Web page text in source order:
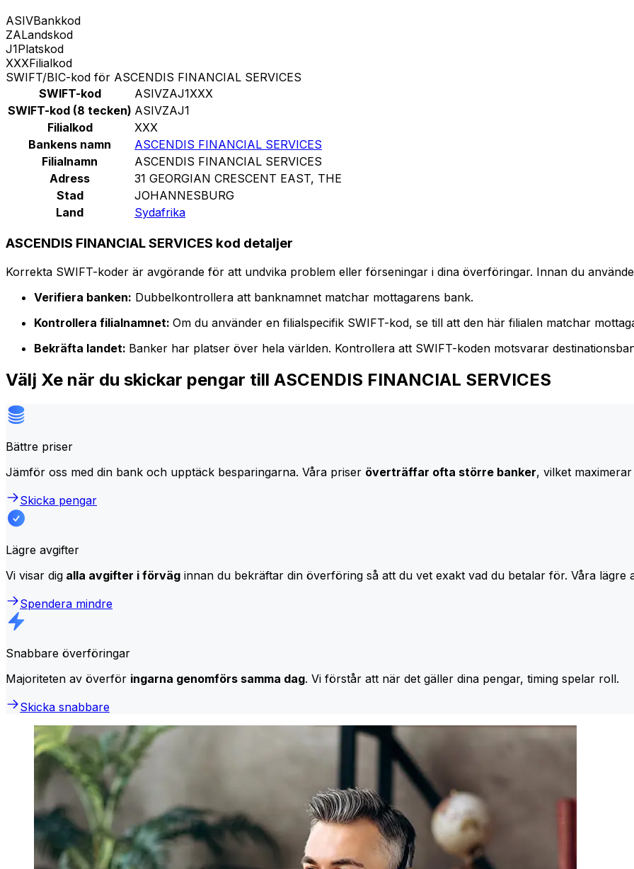
ASIVBankkod
ZALandskod
J1Platskod
XXXFilialkod
SWIFT/BIC-kod för ASCENDIS FINANCIAL SERVICES
SWIFT-kod
ASIVZAJ1XXX
SWIFT-kod (8 tecken) ASIVZAJ1
Filialkod
XXX
Bankens namn
ASCENDIS FINANCIAL SERVICES
Filialnamn
ASCENDIS FINANCIAL SERVICES
Adress
31 GEORGIAN CRESCENT EAST, THE
Stad
JOHANNESBURG
Land
Sydafrika
ASCENDIS FINANCIAL SERVICES kod detaljer
Korrekta SWIFT-koder är avgörande för att undvika problem eller förseningar i dina överföringar. Innan du
Verifiera banken: Dubbelkontrollera att banknamnet matchar mottagarens bank.
Kontrollera filialnamnet: Om du använder en filialspecifik SWIFT-kod, se till att den här filialen matchar
Bekräfta landet: Banker har platser över hela världen. Kontrollera att SWIFT-koden motsvarar
Välj Xe när du skickar pengar till ASCENDIS FINANCIAL SERVICES
Bättre priser
Jämför oss med din bank och upptäck besparingarna. Våra priser överträffar ofta större banker, vilket
Skicka pengar
Lägre avgifter
Vi visar dig alla avgifter i förväg innan du bekräftar din överföring så att du vet exakt vad du betalar för. Våra lägre
Spendera mindre
Snabbare överföringar
Majoriteten av överför ingarna genomförs samma dag. Vi förstår att när det gäller dina pengar, timing spelar roll.
Skicka snabbare